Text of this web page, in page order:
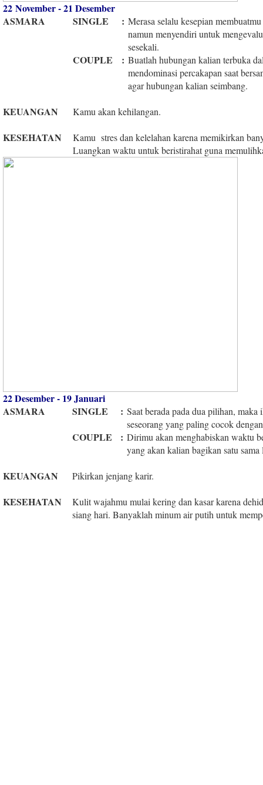
22 November - 21 Desember
ASMARA
SINGLE : Merasa selalu kesepian
namun menyendiri untuk
sesekali.
COUPLE : Buatlah hubungan kalian terbuka
mendominasi percakapan saat
agar hubungan kalian seimbang.
KEUANGAN Kamu akan kehilangan.
KESEHATAN
Kamu stres dan kelelahan karena memikirkan
Luangkan waktu untuk beristirahat guna
22 Desember - 19 Januari
ASMARA
SINGLE : Saat berada pada dua pilihan,
seseorang yang paling cocok
COUPLE : Dirimu akan menghabiskan waktu
yang akan kalian bagikan satu sama
KEUANGAN Pikirkan jenjang karir.
KESEHATAN
Kulit wajahmu mulai kering dan kasar karena
siang hari. Banyaklah minum air putih untuk